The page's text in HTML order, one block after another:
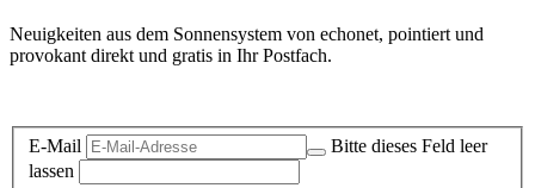
Neuigkeiten aus dem Sonnensystem von echonet, pointiert und
provokant direkt und gratis in Ihr Postfach.
E-Mail
Bitte dieses Feld leer
lassen